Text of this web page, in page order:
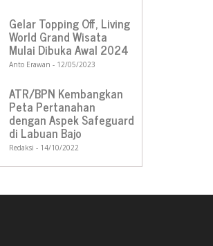
Gelar Topping Off, Living
World Grand Wisata
Mulai Dibuka Awal 2024
Anto Erawan 12/05/2023
ATR/BPN Kembangkan
Peta Pertanahan
dengan Aspek Safeguard
di Labuan Bajo
Redaksi 14/10/2022